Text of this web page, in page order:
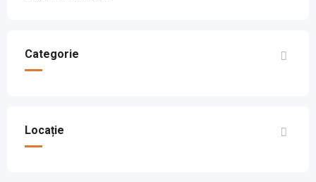
Categorie
Locație